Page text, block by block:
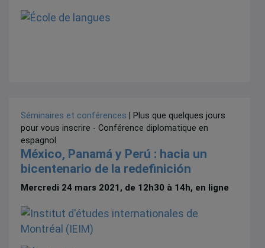
Séminaires et conférences | Plus que quelques jours
pour vous inscrire - Conférence diplomatique en
espagnol
México, Panamá y Perú : hacia un
bicentenario de la redefinición
Mercredi 24 mars 2021, de 12h30 à 14h, en ligne